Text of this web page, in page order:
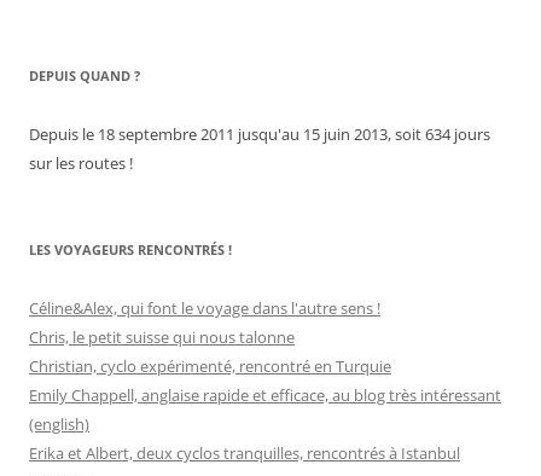
DEPUIS QUAND ?
Depuis le 18 septembre 2011 jusqu'au 15 juin 2013, soit 634 jours
sur les routes !
LES VOYAGEURS RENCONTRÉS !
Céline&Alex, qui font le voyage dans l'autre sens !
Chris, le petit suisse qui nous talonne
Christian, cyclo expérimenté, rencontré en Turquie
Emily Chappell, anglaise rapide et efficace, au blog très intéressant
(english)
Erika et Albert, deux cyclos tranquilles, rencontrés à Istanbul